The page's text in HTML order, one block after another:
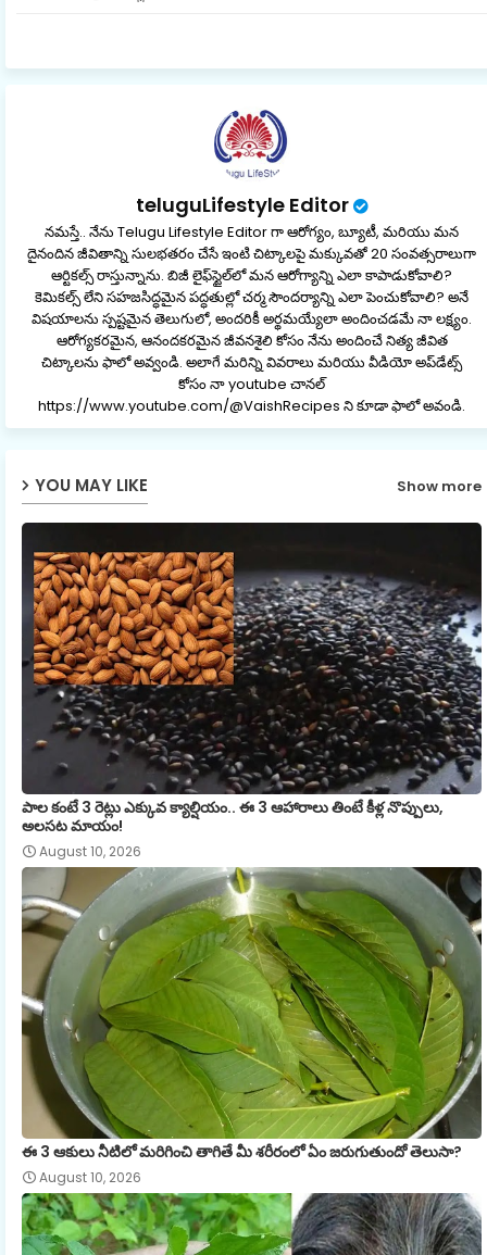
teluguLifestyle Editor
నమస్తే.. నేను Telugu Lifestyle Editor గా ఆరోగ్యం, బ్యూటీ, మరియు మన
దైనందిన జీవితాన్ని సులభతరం చేసే ఇంటి చిట్కాలపై మక్కువతో 20 సంవత్సరాలుగా
ఆర్టికల్స్ రాస్తున్నాను. బిజీ లైఫ్‌స్టైల్‌లో మన ఆరోగ్యాన్ని ఎలా కాపాడుకోవాలి?
కెమికల్స్ లేని సహజసిద్ధమైన పద్ధతుల్లో చర్మ సౌందర్యాన్ని ఎలా పెంచుకోవాలి? అనే
విషయాలను స్పష్టమైన తెలుగులో, అందరికీ అర్థమయ్యేలా అందించడమే నా లక్ష్యం.
ఆరోగ్యకరమైన, ఆనందకరమైన జీవనశైలి కోసం నేను అందించే నిత్య జీవిత
చిట్కాలను ఫాలో అవ్వండి. అలాగే మరిన్ని వివరాలు మరియు వీడియో అప్‌డేట్స్
కోసం నా youtube చానల్
https://www.youtube.com/@VaishRecipes ని కూడా ఫాలో అవండి.
YOU MAY LIKE Show more
పాల కంటే 3 రెట్లు ఎక్కువ క్యాల్షియం.. ఈ 3 ఆహారాలు తింటే కీళ్ల నొప్పులు,
అలసట మాయం!
August 10, 2026
ఈ 3 ఆకులు నీటిలో మరిగించి తాగితే మీ శరీరంలో ఏం జరుగుతుందో తెలుసా?
August 10, 2026